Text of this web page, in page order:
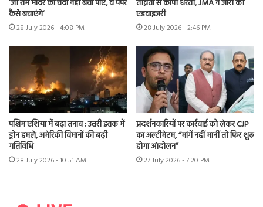
‘जो राम मंदिर का चंदा नहीं बचा पाए, वे पेपर
कैसे बचाएंगे’
28 July 2026 - 4:08 PM
तीव्रता से कांपी धरती, JMA ने जारी की
एडवाइजरी
28 July 2026 - 2:46 PM
पश्चिम एशिया में बढ़ा तनाव : उत्तरी इराक में
ड्रोन हमले, अमेरिकी विमानों की बढ़ी
गतिविधि
28 July 2026 - 10:51 AM
प्रदर्शनकारियों पर कार्रवाई को लेकर CJP
का अल्टीमेटम, “मांगें नहीं मानीं तो फिर शुरू
होगा आंदोलन”
27 July 2026 - 7:20 PM